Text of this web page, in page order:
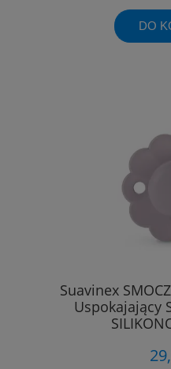
DO
Suavinex
Uspokajający